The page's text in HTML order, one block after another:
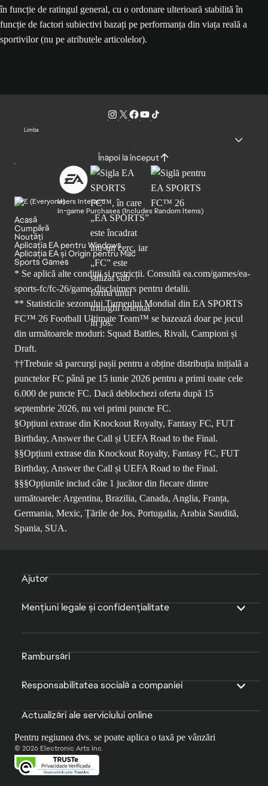
în funcție de ratingul general, cu o ordonare ulterioară stabilită în
funcție de factori subiectivi bazați pe performanța din viața reală a
sportivilor (nu pe atributele articolelor).
Limba
Înapoi la început
Users Interact
In-game Purchases (Includes Random Items)
Acasă
Cumpără
Noutăți
Aplicația EA pentru Windows
Aplicația EA și Origin pentru Mac
Sports Games
* Se aplică alte condiții și restricții. Consultă ea.com/games/ea-
sports-fc/fc-26/game-disclaimers pentru detalii.
** Statisticile sezonului Turneului Mondial din EA SPORTS
FC™ 26 Football Ultimate Team™ se bazează doar pe jocul
din următoarele moduri: Squad Battles, Rivali, Campioni și
Draft.
††Trebuie să parcurgi pașii pentru a obține distribuția inițială a
punctelor FC până pe 15 iunie 2026 pentru a primi toate cele
6.000 de puncte FC. Dacă deblochezi oferta după 15
septembrie 2026, nu vei primi puncte FC.
§Opțiuni extrase din Knockout Royalty, Fantasy FC, FUT
Birthday, Answer the Call și UEFA Road to the Final.
§§Opțiuni extrase din Knockout Royalty, Fantasy FC, FUT
Birthday, Answer the Call și UEFA Road to the Final.
§§§Opțiunile includ câte 1 jucător din fiecare dintre
următoarele: Argentina, Brazilia, Canada, Anglia, Franța,
Germania, Mexic, Țările de Jos, Portugalia, Arabia Saudită,
Spania, SUA.
Ajutor
Mențiuni legale și confidențialitate
Rambursări
Responsabilitatea socială a companiei
Actualizări ale serviciului online
Pentru regiunea dvs. se poate aplica o taxă pe vânzări
© 2026 Electronic Arts Inc.